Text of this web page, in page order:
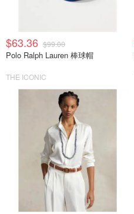
$63.36 $99.00
Polo Ralph Lauren 棒球帽
THE ICONIC